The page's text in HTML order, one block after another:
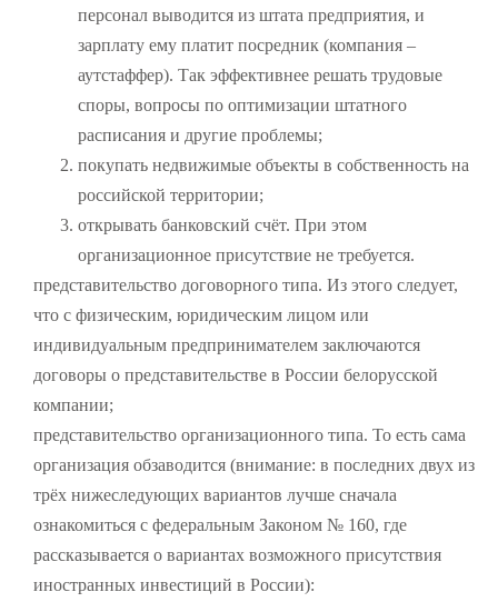
персонал выводится из штата предприятия, и
зарплату ему платит посредник (компания –
аутстаффер). Так эффективнее решать трудовые
споры, вопросы по оптимизации штатного
расписания и другие проблемы;
покупать недвижимые объекты в собственность на
российской территории;
открывать банковский счёт. При этом
организационное присутствие не требуется.
представительство договорного типа. Из этого следует,
что с физическим, юридическим лицом или
индивидуальным предпринимателем заключаются
договоры о представительстве в России белорусской
компании;
представительство организационного типа. То есть сама
организация обзаводится (внимание: в последних двух из
трёх нижеследующих вариантов лучше сначала
ознакомиться с федеральным Законом № 160, где
рассказывается о вариантах возможного присутствия
иностранных инвестиций в России):